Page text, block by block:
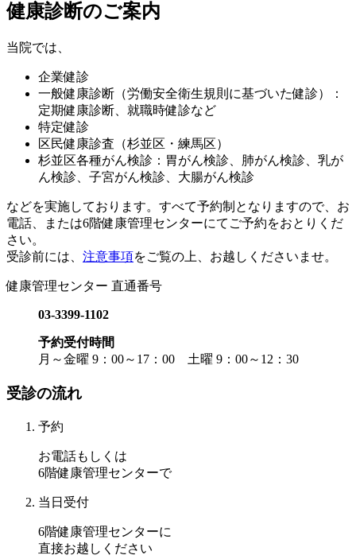
健康診断のご案内
当院では、
企業健診
一般健康診断（労働安全衛生規則に基づいた健診）：
定期健康診断、就職時健診など
特定健診
区民健康診査（杉並区・練馬区）
杉並区各種がん検診：胃がん検診、肺がん検診、乳が
ん検診、子宮がん検診、大腸がん検診
などを実施しております。すべて予約制となりますので、お
電話、または6階健康管理センターにてご予約をおとりくだ
さい。
受診前には、 注意事項をご覧の上、お越しくださいませ。
健康管理センター 直通番号
03-3399-1102
予約受付時間
月～金曜 9：00～17：00 土曜 9：00～12：30
受診の流れ
予約
お電話もしくは
6階健康管理センターで
当日受付
6階健康管理センターに
直接お越しください